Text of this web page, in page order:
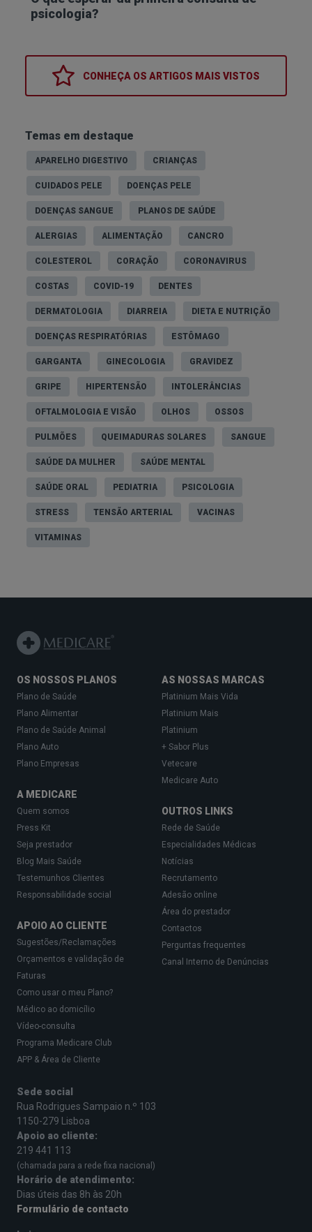
psicologia?
CONHEÇA OS ARTIGOS MAIS VISTOS
Temas em destaque
APARELHO DIGESTIVO CRIANÇAS
CUIDADOS PELE DOENÇAS PELE
DOENÇAS SANGUE PLANOS DE SAÚDE
ALERGIAS ALIMENTAÇÃO CANCRO
COLESTEROL CORAÇÃO CORONAVIRUS
COSTAS COVID-19 DENTES
DERMATOLOGIA DIARREIA DIETA E NUTRIÇÃO
DOENÇAS RESPIRATÓRIAS ESTÔMAGO
GARGANTA GINECOLOGIA GRAVIDEZ
GRIPE HIPERTENSÃO INTOLERÂNCIAS
OFTALMOLOGIA E VISÃO OLHOS OSSOS
PULMÕES QUEIMADURAS SOLARES SANGUE
SAÚDE DA MULHER SAÚDE MENTAL
SAÚDE ORAL PEDIATRIA PSICOLOGIA
STRESS TENSÃO ARTERIAL VACINAS
VITAMINAS
OS NOSSOS PLANOS
Plano de Saúde
Plano Alimentar
Plano de Saúde Animal
Plano Auto
Plano Empresas
A MEDICARE
Quem somos
Press Kit
Seja prestador
Blog Mais Saúde
Testemunhos Clientes
Responsabilidade social
APOIO AO CLIENTE
Sugestões/Reclamações
Orçamentos e validação de
Faturas
Como usar o meu Plano?
Médico ao domicílio
Vídeo-consulta
Programa Medicare Club
APP & Área de Cliente
AS NOSSAS MARCAS
Platinium Mais Vida
Platinium Mais
Platinium
+ Sabor Plus
Vetecare
Medicare Auto
OUTROS LINKS
Rede de Saúde
Especialidades Médicas
Notícias
Recrutamento
Adesão online
Área do prestador
Contactos
Perguntas frequentes
Canal Interno de Denúncias
Sede social
Rua Rodrigues Sampaio n.º 103
1150-279 Lisboa
Apoio ao cliente:
219 441 113
(chamada para a rede fixa nacional)
Horário de atendimento:
Dias úteis das 8h às 20h
Formulário de contacto